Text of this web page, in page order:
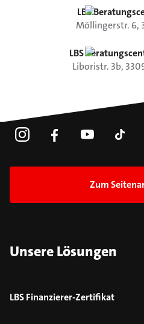
LBS
Möllingerstr. 6,
LBS
Liboristr. 3b,
Zum
Unsere Lösungen
LBS Finanzierer-Zertifikat